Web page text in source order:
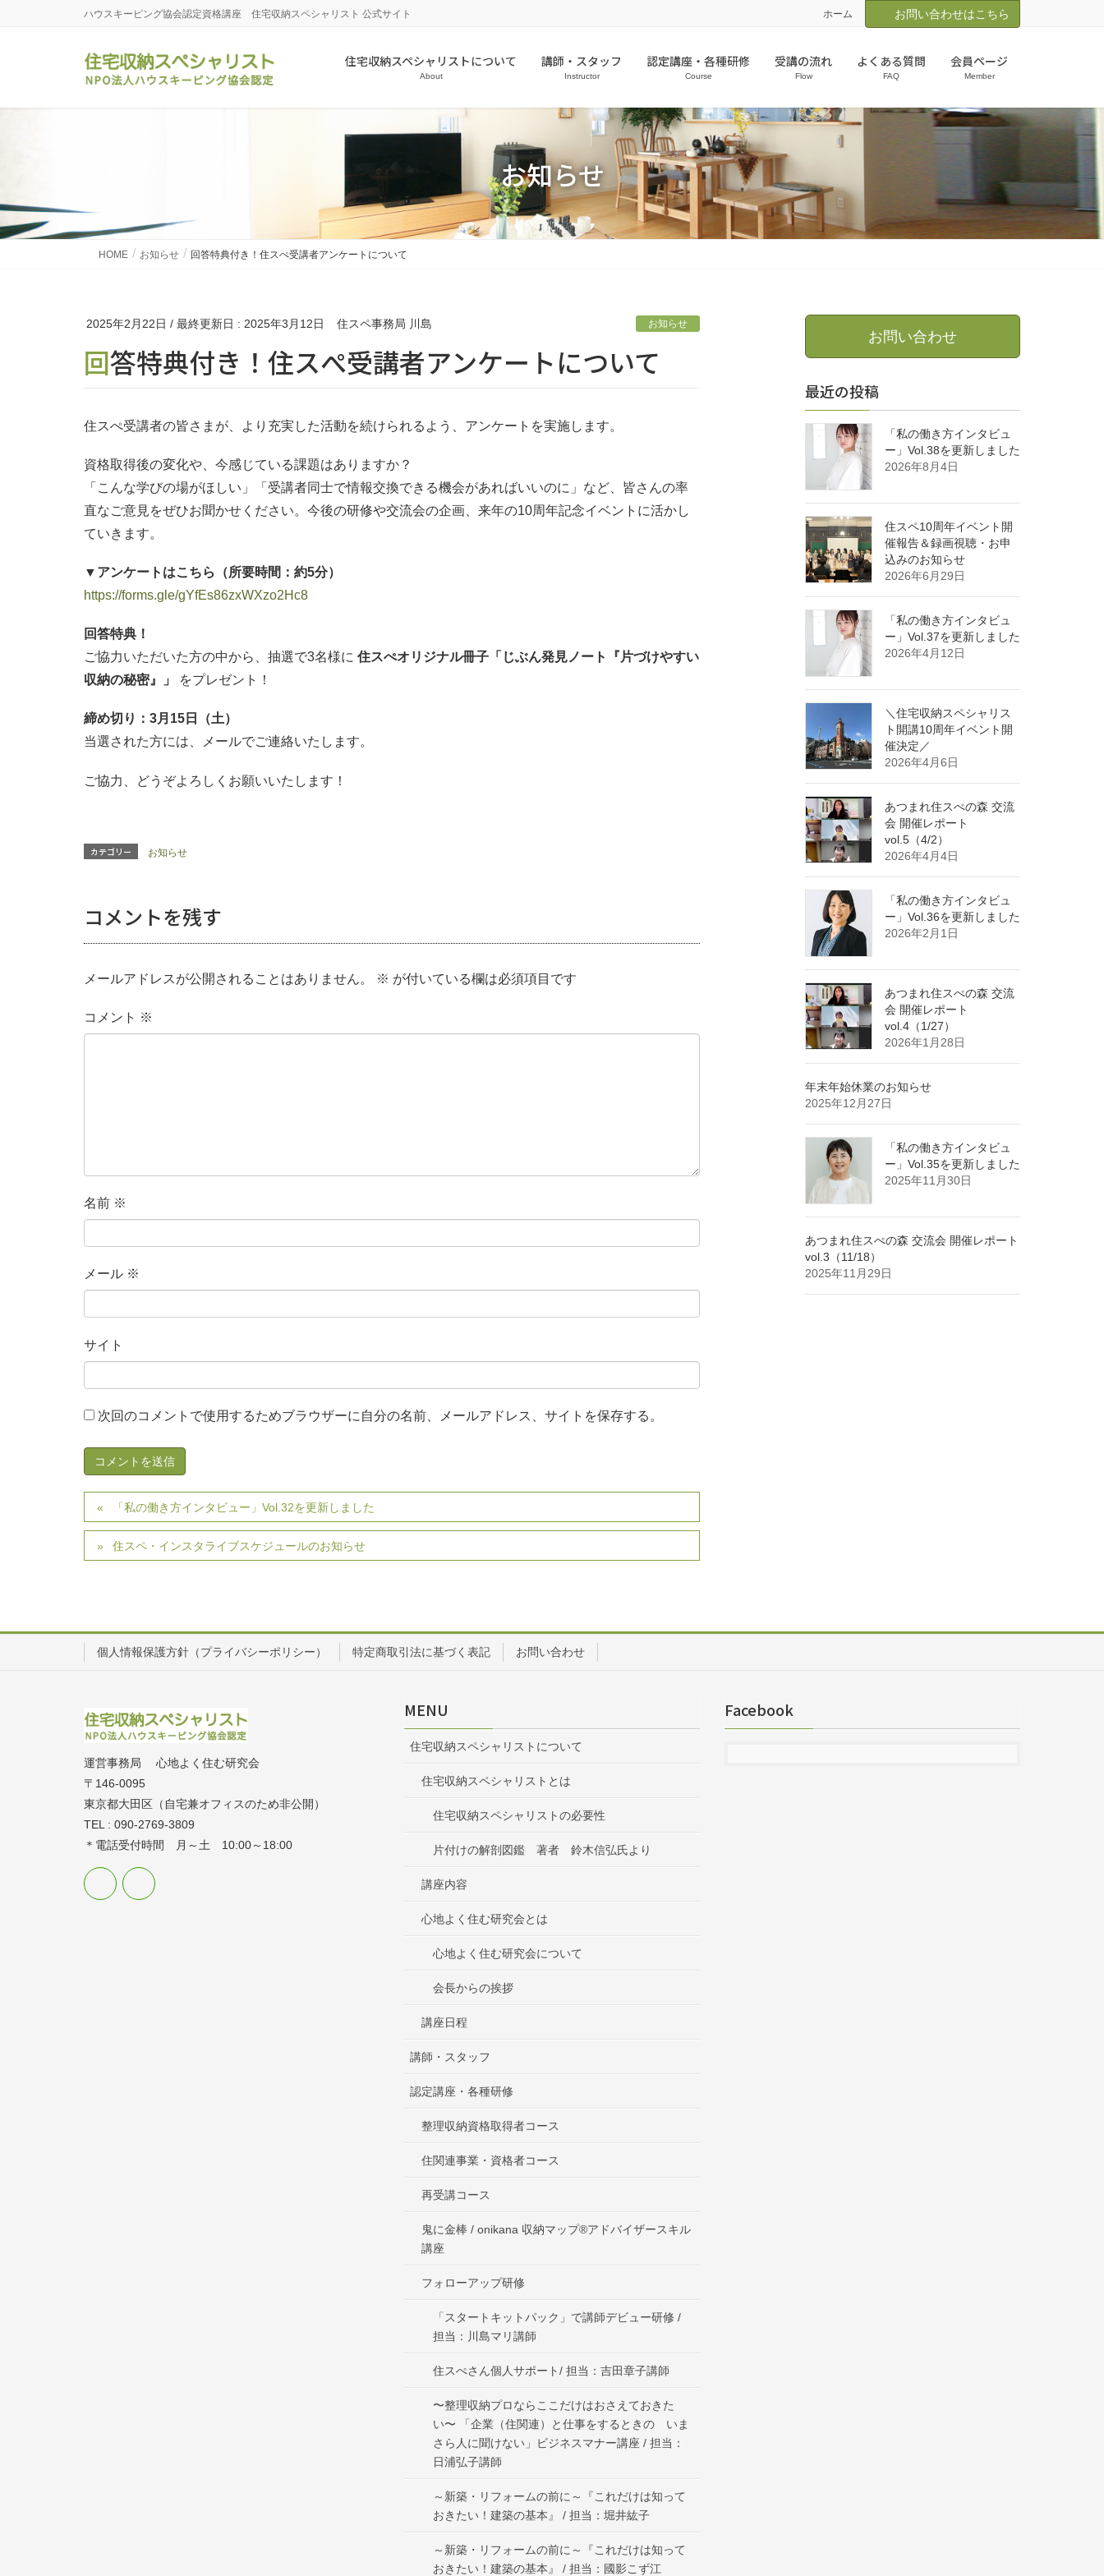
ハウスキーピング協会認定資格講座 住宅収納スペシャリスト 公式サイト ホーム お問い合わせはこちら
住宅収納スペシャリストについて
About
講師・スタッフ
Instructor
認定講座・各種研修
Course
受講の流れ
Flow
よくある質問
FAQ
会員ページ
Member
お知らせ
HOME お知らせ 回答特典付き！住スぺ受講者アンケートについて
2025年2月22日 / 最終更新日 : 2025年3月12日 住スペ事務局 川島 お知らせ
回答特典付き！住スぺ受講者アンケートについて
住スぺ受講者の皆さまが、より充実した活動を続けられるよう、アンケートを実施します。
資格取得後の変化や、今感じている課題はありますか？
「こんな学びの場がほしい」「受講者同士で情報交換できる機会があればいいのに」など、皆さんの率
直なご意見をぜひお聞かせください。今後の研修や交流会の企画、来年の10周年記念イベントに活かし
ていきます。
▼アンケートはこちら（所要時間：約5分）
https://forms.gle/gYfEs86zxWXzo2Hc8
回答特典！
ご協力いただいた方の中から、抽選で3名様に 住スぺオリジナル冊子「じぶん発見ノート『片づけやすい
収納の秘密』」
をプレゼント！
締め切り：3月15日（土）
当選された方には、メールでご連絡いたします。
ご協力、どうぞよろしくお願いいたします！
カテゴリー お知らせ
コメントを残す
メールアドレスが公開されることはありません。 ※ が付いている欄は必須項目です
コメント ※
名前 ※
メール ※
サイト
次回のコメントで使用するためブラウザーに自分の名前、メールアドレス、サイトを保存する。
「私の働き方インタビュー」Vol.32を更新しました
住スペ・インスタライブスケジュールのお知らせ
お問い合わせ
最近の投稿
「私の働き方インタビュ
ー」Vol.38を更新しました
2026年8月4日
住スペ10周年イベント開
催報告＆録画視聴・お申
込みのお知らせ
2026年6月29日
「私の働き方インタビュ
ー」Vol.37を更新しました
2026年4月12日
＼住宅収納スペシャリス
ト開講10周年イベント開
催決定／
2026年4月6日
あつまれ住スぺの森 交流
会 開催レポート
vol.5（4/2）
2026年4月4日
「私の働き方インタビュ
ー」Vol.36を更新しました
2026年2月1日
あつまれ住スぺの森 交流
会 開催レポート
vol.4（1/27）
2026年1月28日
年末年始休業のお知らせ
2025年12月27日
「私の働き方インタビュ
ー」Vol.35を更新しました
2025年11月30日
あつまれ住スぺの森 交流会 開催レポート
vol.3（11/18）
2025年11月29日
個人情報保護方針（プライバシーポリシー） 特定商取引法に基づく表記 お問い合わせ
運営事務局 心地よく住む研究会
〒146-0095
東京都大田区（自宅兼オフィスのため非公開）
TEL : 090-2769-3809
＊電話受付時間 月～土 10:00～18:00
MENU
住宅収納スペシャリストについて
住宅収納スペシャリストとは
住宅収納スペシャリストの必要性
片付けの解剖図鑑 著者 鈴木信弘氏より
講座内容
心地よく住む研究会とは
心地よく住む研究会について
会長からの挨拶
講座日程
講師・スタッフ
認定講座・各種研修
整理収納資格取得者コース
住関連事業・資格者コース
再受講コース
鬼に金棒 / onikana 収納マップ®アドバイザースキル
講座
フォローアップ研修
「スタートキットパック」で講師デビュー研修 /
担当：川島マリ講師
住スぺさん個人サポート/ 担当：吉田章子講師
〜整理収納プロならここだけはおさえておきた
い〜 「企業（住関連）と仕事をするときの いま
さら人に聞けない」ビジネスマナー講座 / 担当：
日浦弘子講師
～新築・リフォームの前に～『これだけは知って
おきたい！建築の基本』 / 担当：堀井紘子
～新築・リフォームの前に～『これだけは知って
おきたい！建築の基本』 / 担当：國影こず江
Facebook